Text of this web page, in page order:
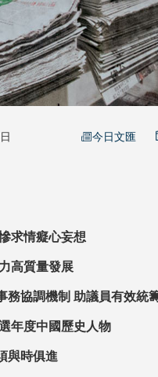
日 今日文匯
案鐵證如山 賣慘求情癡心妄想
心資本優勢 助力高質量發展
員有效統籌處理事務
年度中國歷史人物
與時俱進